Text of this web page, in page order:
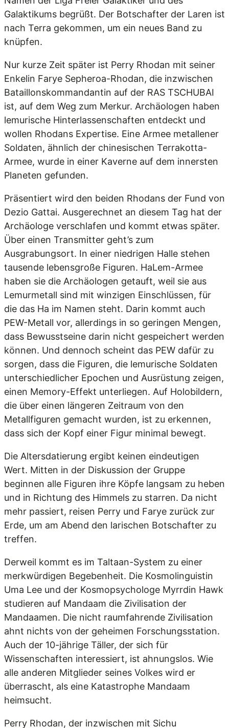
Galaktikums begrüßt. Der Botschafter der Laren ist
nach Terra gekommen, um ein neues Band zu
knüpfen.
Nur kurze Zeit später ist Perry Rhodan mit seiner
Enkelin Farye Sepheroa-Rhodan, die inzwischen
Bataillonskommandantin auf der RAS TSCHUBAI
ist, auf dem Weg zum Merkur. Archäologen haben
lemurische Hinterlassenschaften entdeckt und
wollen Rhodans Expertise. Eine Armee metallener
Soldaten, ähnlich der chinesischen Terrakotta-
Armee, wurde in einer Kaverne auf dem innersten
Planeten gefunden.
Präsentiert wird den beiden Rhodans der Fund von
Dezio Gattai. Ausgerechnet an diesem Tag hat der
Archäologe verschlafen und kommt etwas später.
Über einen Transmitter geht’s zum
Ausgrabungsort. In einer niedrigen Halle stehen
tausende lebensgroße Figuren. HaLem-Armee
haben sie die Archäologen getauft, weil sie aus
Lemurmetall sind mit winzigen Einschlüssen, für
die das Ha im Namen steht. Darin kommt auch
PEW-Metall vor, allerdings in so geringen Mengen,
dass Bewusstseine darin nicht gespeichert werden
können. Und dennoch scheint das PEW dafür zu
sorgen, dass die Figuren, die lemurische Soldaten
unterschiedlicher Epochen und Ausrüstung zeigen,
einen Memory-Effekt unterliegen. Auf Holobildern,
die über einen längeren Zeitraum von den
Metallfiguren gemacht wurden, ist zu erkennen,
dass sich der Kopf einer Figur minimal bewegt.
Die Altersdatierung ergibt keinen eindeutigen
Wert. Mitten in der Diskussion der Gruppe
beginnen alle Figuren ihre Köpfe langsam zu heben
und in Richtung des Himmels zu starren. Da nicht
mehr passiert, reisen Perry und Farye zurück zur
Erde, um am Abend den larischen Botschafter zu
treffen.
Derweil kommt es im Taltaan-System zu einer
merkwürdigen Begebenheit. Die Kosmolinguistin
Uma Lee und der Kosmopsychologe Myrrdin Hawk
studieren auf Mandaam die Zivilisation der
Mandaamen. Die nicht raumfahrende Zivilisation
ahnt nichts von der geheimen Forschungsstation.
Auch der 10-jährige Täller, der sich für
Wissenschaften interessiert, ist ahnungslos. Wie
alle anderen Mitglieder seines Volkes wird er
überrascht, als eine Katastrophe Mandaam
heimsucht.
Perry Rhodan, der inzwischen mit Sichu